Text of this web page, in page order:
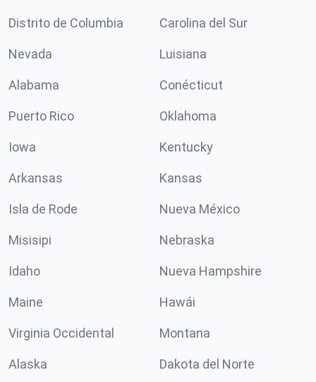
Distrito de Columbia Carolina del Sur
Nevada Luisiana
Alabama Conécticut
Puerto Rico Oklahoma
Iowa Kentucky
Arkansas Kansas
Isla de Rode Nueva México
Misisipi Nebraska
Idaho Nueva Hampshire
Maine Hawái
Virginia Occidental Montana
Alaska Dakota del Norte